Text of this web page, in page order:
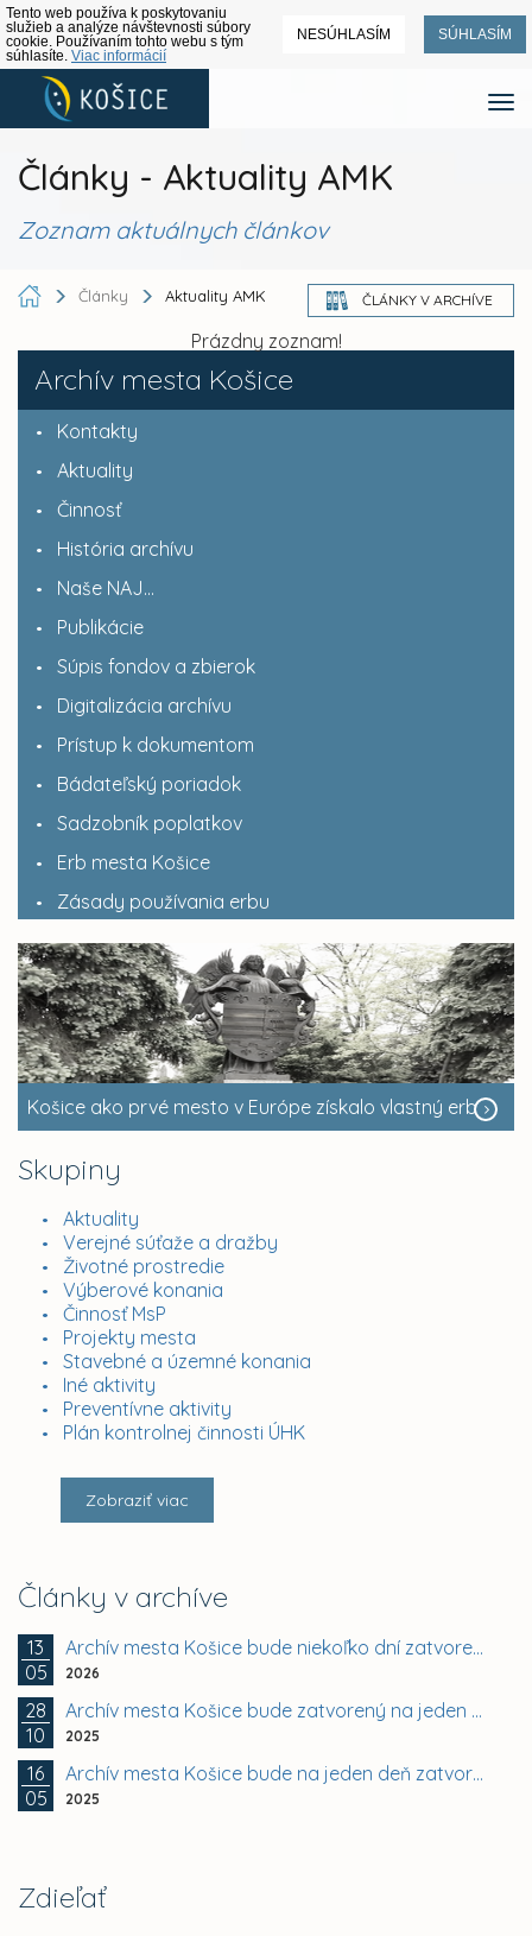
Tento web používa k poskytovaniu
služieb a analýze návštevnosti súbory
cookie. Používaním tohto webu s tým
súhlasíte. Viac informácií
NESÚHLASÍM SÚHLASÍM
Články - Aktuality AMK
Zoznam aktuálnych článkov
Archív mesta Košice
Kontakty
Aktuality
Činnosť
História archívu
Naše NAJ...
Publikácie
Súpis fondov a zbierok
Digitalizácia archívu
Prístup k dokumentom
Bádateľský poriadok
Sadzobník poplatkov
Erb mesta Košice
Zásady používania erbu
Košice ako prvé mesto v Európe získalo vlastný erb
Skupiny
Aktuality
Verejné súťaže a dražby
Životné prostredie
Výberové konania
Činnosť MsP
Projekty mesta
Stavebné a územné konania
Iné aktivity
Preventívne aktivity
Plán kontrolnej činnosti ÚHK
Zobraziť viac
Články v archíve
13
05
Archív mesta Košice bude niekoľko dní zatvorený
2026
28
10
Archív mesta Košice bude zatvorený na jeden deň
2025
16
05
Archív mesta Košice bude na jeden deň zatvorený
2025
Zdieľať
Články Aktuality AMK ČLÁNKY V ARCHÍVE
Prázdny zoznam!